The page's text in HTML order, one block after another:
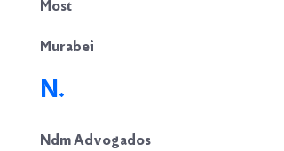
Most
Murabei
N.
Ndm Advogados